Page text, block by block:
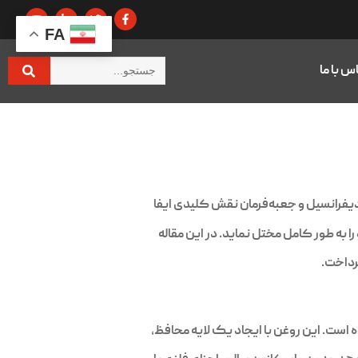
با ما
و جعبه‌فرمان نقش کلیدی ایفا
طور کامل مختل نماید. در این مقاله
این روغن با ایجاد یک لایه محافظ،
FA